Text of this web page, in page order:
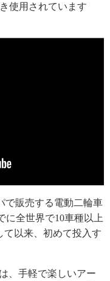
使用されています
で販売する電動二輪車
に全世界で10車種以上
て以来、初めて投入す
、手軽で楽しいアー